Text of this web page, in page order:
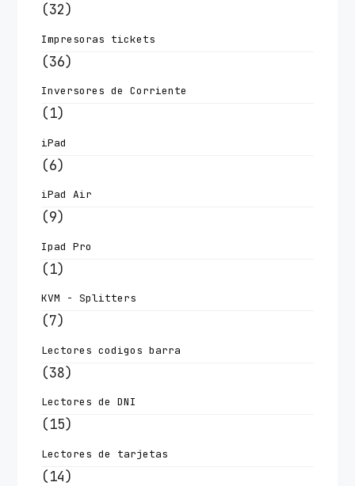
(32)
Impresoras tickets
(36)
Inversores de Corriente
(1)
iPad
(6)
iPad Air
(9)
Ipad Pro
(1)
KVM - Splitters
(7)
Lectores codigos barra
(38)
Lectores de DNI
(15)
Lectores de tarjetas
(14)